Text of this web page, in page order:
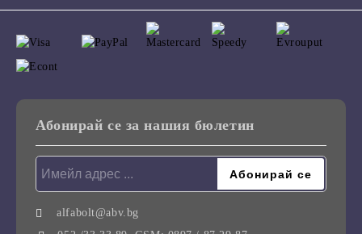
Абонирай се за нашия бюлетин
alfabolt@abv.bg